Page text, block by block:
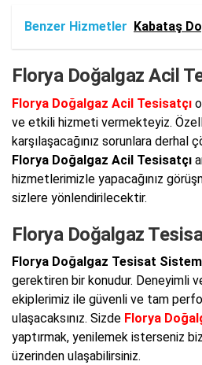
Benzer Hizmetler Kabataş
Florya Doğalgaz Acil
Florya Doğalgaz Acil Tesisatçı
ve etkili hizmeti vermekteyiz.
karşılaşacağınız sorunlara derhal
Florya Doğalgaz Acil Tesisatçı
hizmetlerimizle yapacağınız
sizlere yönlendirilecektir.
Florya Doğalgaz
Florya Doğalgaz Tesisat
gerektiren bir konudur. Deneyimli
ekiplerimiz ile güvenli ve tam
ulaşacaksınız. Sizde Florya
yaptırmak, yenilemek isterseniz
üzerinden ulaşabilirsiniz.